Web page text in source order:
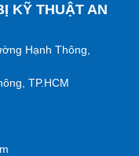
KỸ THUẬT AN
Hạnh Thông,
TP.HCM